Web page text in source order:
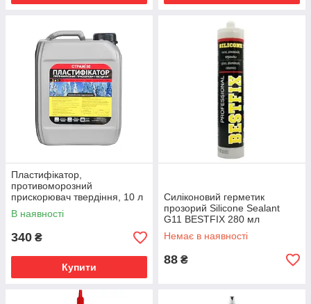
Пластифікатор,
противоморозний
прискорювач твердіння, 10 л
В наявності
340 ₴
Купити
Силіконовий герметик
прозорий Silicone Sealant
G11 BESTFIX 280 мл
Немає в наявності
88 ₴